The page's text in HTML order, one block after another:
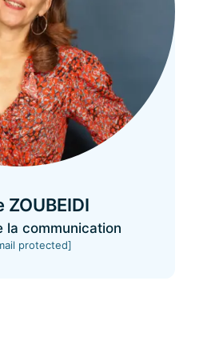
ZOUBEIDI
la communication
protected]